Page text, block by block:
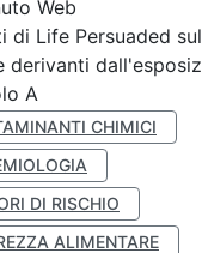
Web
di Life Persuaded
derivanti
A
CHIMICI
DI RISCHIO
ALIMENTARE